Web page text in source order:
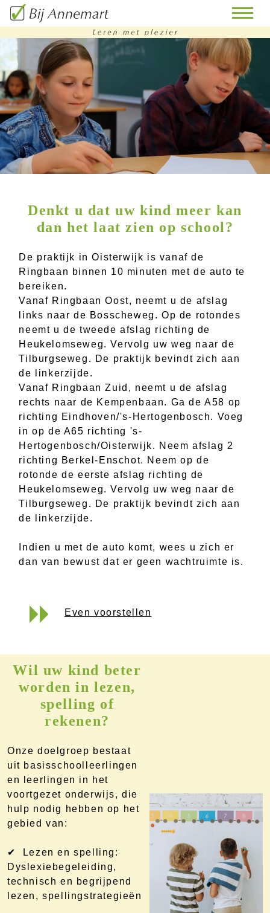
home
remedial
teaching
bijles
huiswerk
doorstroomtoets-
training
contact
Denkt u dat uw kind meer kan
dan het laat zien op school?
De praktijk in Oisterwijk is vanaf de
Ringbaan binnen 10 minuten met de auto te
bereiken.
Vanaf Ringbaan Oost, neemt u de afslag
links naar de Bosscheweg. Op de rotondes
neemt u de tweede afslag richting de
Heukelomseweg. Vervolg uw weg naar de
Tilburgseweg. De praktijk bevindt zich aan
de linkerzijde.
Vanaf Ringbaan Zuid, neemt u de afslag
rechts naar de Kempenbaan. Ga de A58 op
richting Eindhoven/'s-Hertogenbosch. Voeg
in op de A65 richting 's-
Hertogenbosch/Oisterwijk. Neem afslag 2
richting Berkel-Enschot. Neem op de
rotonde de eerste afslag richting de
Heukelomseweg. Vervolg uw weg naar de
Tilburgseweg. De praktijk bevindt zich aan
de linkerzijde.
Indien u met de auto komt, wees u zich er
dan van bewust dat er geen wachtruimte is.
Even voorstellen
Wil uw kind beter
worden in lezen,
spelling of
rekenen?
Onze doelgroep bestaat
uit basisschoolleerlingen
en leerlingen in het
voortgezet onderwijs, die
hulp nodig hebben op het
gebied van:
✔ Lezen en spelling:
Dyslexiebegeleiding,
technisch en begrijpend
lezen, spellingstrategieën